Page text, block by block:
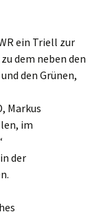
ein Triell zur
dem neben den
den Grünen,
Markus
im
der